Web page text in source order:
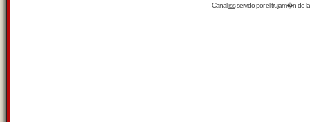
Canalrssservido por eltrujam�nde